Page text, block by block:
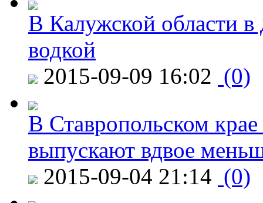
В Калужской области в
водкой
2015-09-09 16:02 (0)
В Ставропольском
выпускают вдвое
2015-09-04 21:14 (0)